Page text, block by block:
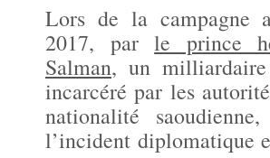
Lors de la campagne
2017, parle prince
Salman, un
incarcéré par les
nationalité
l’incident diplomatique